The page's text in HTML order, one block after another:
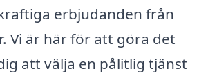
erbjudanden från
Vi är här för att göra det
att välja en pålitlig tjänst